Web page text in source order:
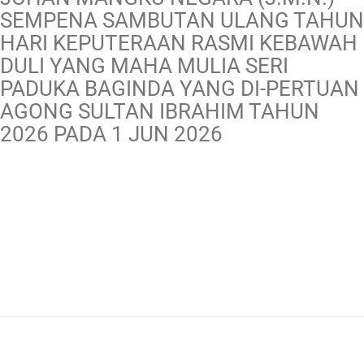
SEMPENA SAMBUTAN ULANG TAHUN
HARI KEPUTERAAN RASMI KEBAWAH
DULI YANG MAHA MULIA SERI
PADUKA BAGINDA YANG DI-PERTUAN
AGONG SULTAN IBRAHIM TAHUN
2026 PADA 1 JUN 2026